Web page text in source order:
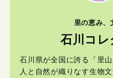
里の恵み、
石川コレ
石川県が全国に誇る「里
人と自然が織りなす生物